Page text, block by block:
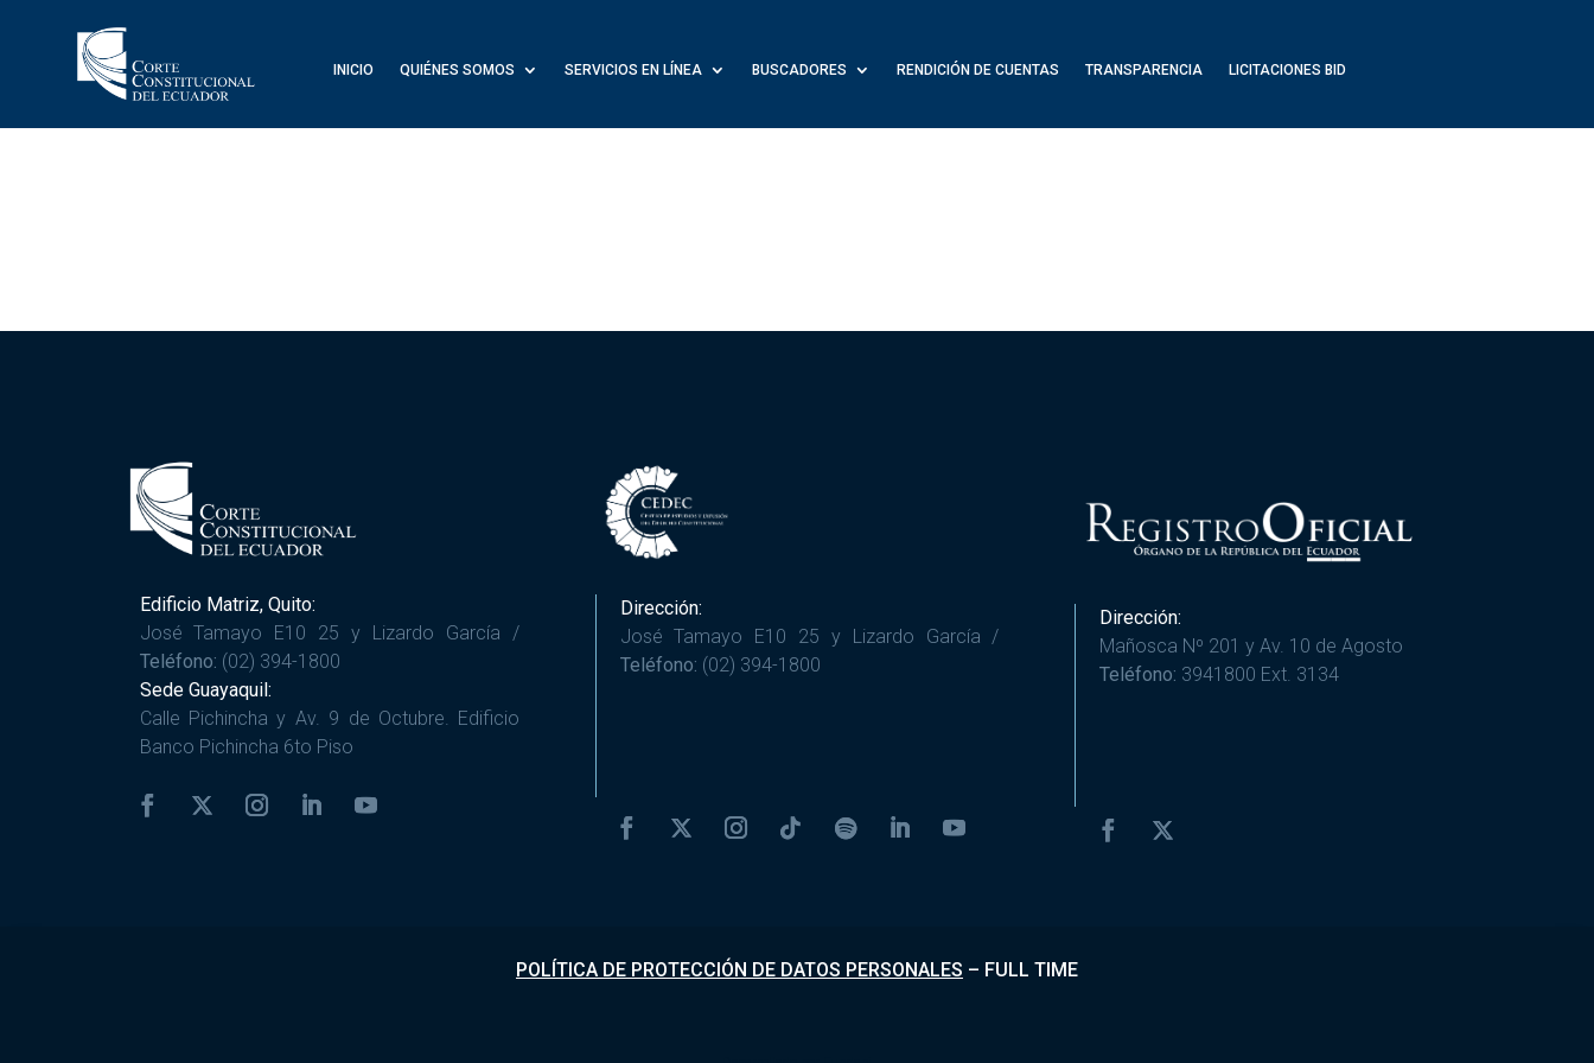
INICIO QUIÉNES SOMOS SERVICIOS EN LÍNEA BUSCADORES RENDICIÓN DE CUENTAS TRANSPARENCIA LICITACIONES BID
Edificio Matriz, Quito:
José Tamayo E10 25 y Lizardo García /
Teléfono: (02) 394-1800
Sede Guayaquil:
Calle Pichincha y Av. 9 de Octubre. Edificio
Banco Pichincha 6to Piso
Dirección:
José Tamayo E10 25 y Lizardo García /
Teléfono: (02) 394-1800
Dirección:
Mañosca Nº 201 y Av. 10 de Agosto
Teléfono: 3941800 Ext. 3134
POLÍTICA DE PROTECCIÓN DE DATOS PERSONALES – FULL TIME